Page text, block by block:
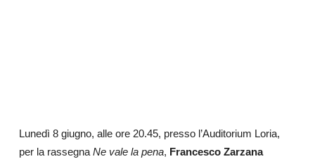
Lunedì 8 giugno, alle ore 20.45, presso l’Auditorium Loria,
per la rassegnaNe vale la pena, Francesco Zarzana